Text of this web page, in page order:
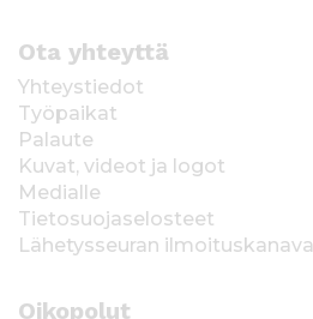
Ota yhteyttä
Yhteystiedot
Työpaikat
Palaute
Kuvat, videot ja logot
Medialle
Tietosuojaselosteet
Lähetysseuran ilmoituskanava
Oikopolut